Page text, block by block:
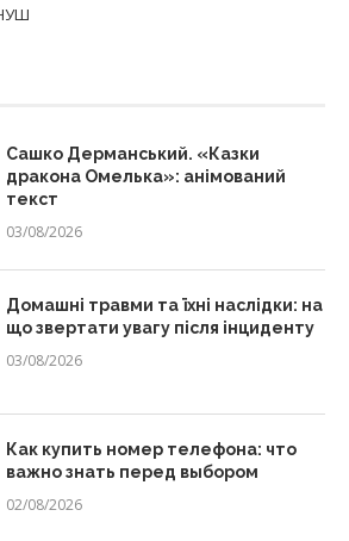
Сашко Дерманський. «Казки
дракона Омелька»: анімований
текст
03/08/2026
Домашні травми та їхні наслідки: на
що звертати увагу після інциденту
03/08/2026
Как купить номер телефона: что
важно знать перед выбором
02/08/2026